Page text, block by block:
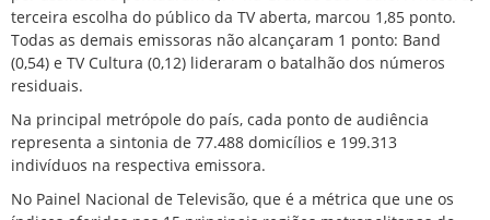
terceira escolha do público da TV aberta, marcou 1,85 ponto.
Todas as demais emissoras não alcançaram 1 ponto: Band
(0,54) e TV Cultura (0,12) lideraram o batalhão dos números
residuais.
Na principal metrópole do país, cada ponto de audiência
representa a sintonia de 77.488 domicílios e 199.313
indivíduos na respectiva emissora.
No Painel Nacional de Televisão, que é a métrica que une os